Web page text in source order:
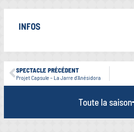
INFOS
SPECTACLE PRÉCÉDENT
Projet Capsule – La Jarre d’Anésidora
Toute la saison